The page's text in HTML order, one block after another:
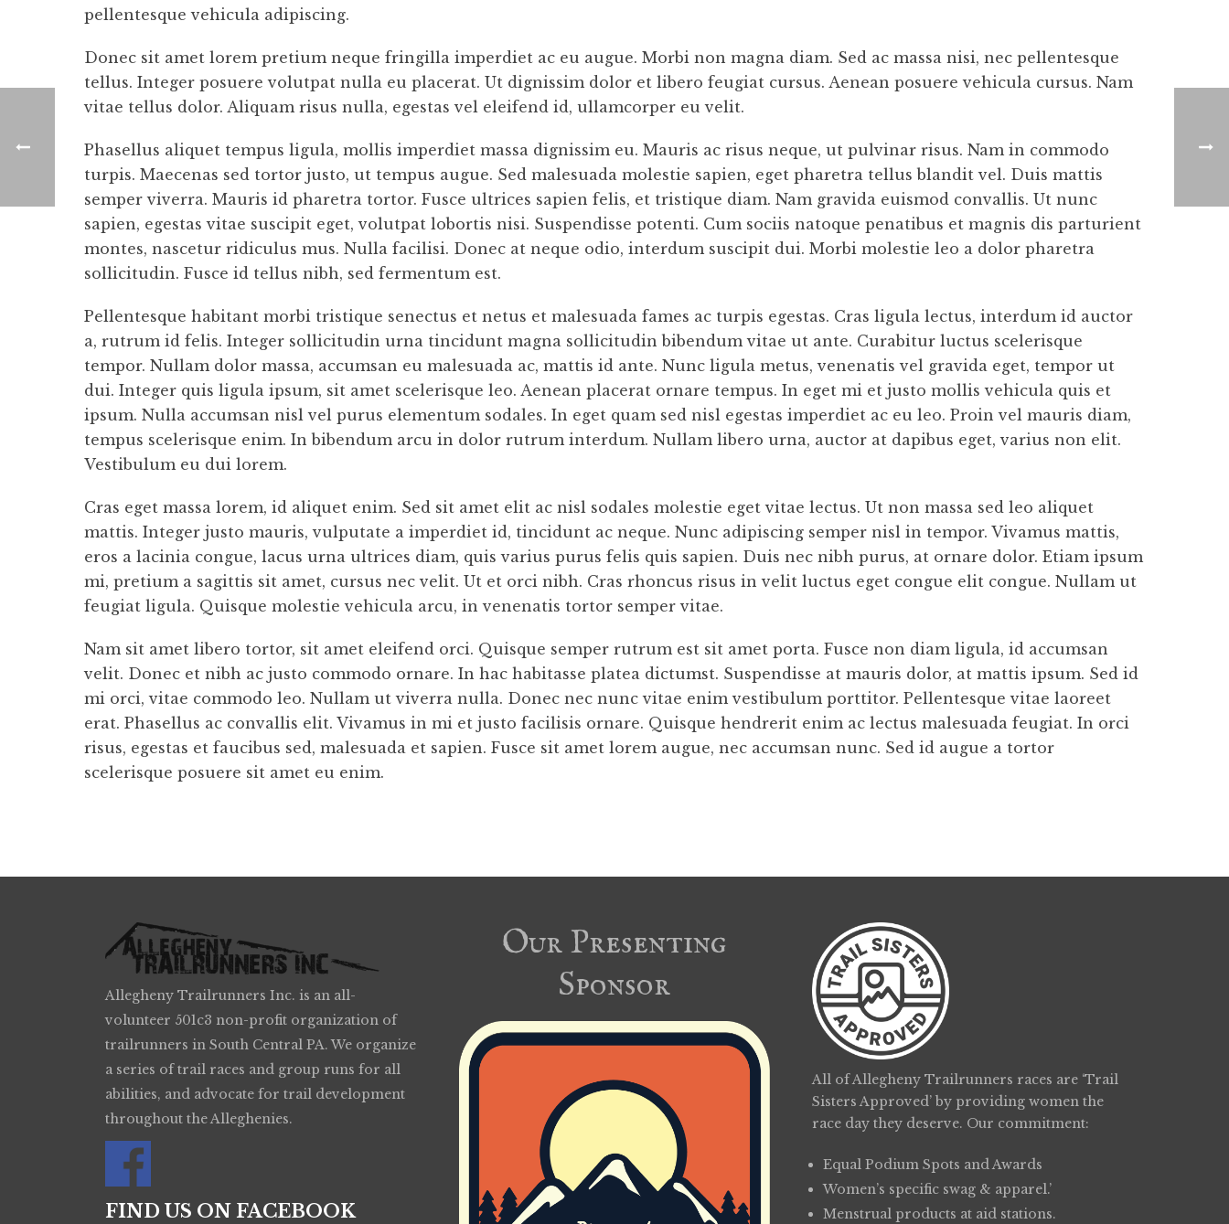
pellentesque vehicula adipiscing.
Donec sit amet lorem pretium neque fringilla imperdiet ac eu augue. Morbi non magna diam. Sed ac massa nisi, nec pellentesque
tellus. Integer posuere volutpat nulla eu placerat. Ut dignissim dolor et libero feugiat cursus. Aenean posuere vehicula cursus. Nam
vitae tellus dolor. Aliquam risus nulla, egestas vel eleifend id, ullamcorper eu velit.
Phasellus aliquet tempus ligula, mollis imperdiet massa dignissim eu. Mauris ac risus neque, ut pulvinar risus. Nam in commodo
turpis. Maecenas sed tortor justo, ut tempus augue. Sed malesuada molestie sapien, eget pharetra tellus blandit vel. Duis mattis
semper viverra. Mauris id pharetra tortor. Fusce ultrices sapien felis, et tristique diam. Nam gravida euismod convallis. Ut nunc
sapien, egestas vitae suscipit eget, volutpat lobortis nisi. Suspendisse potenti. Cum sociis natoque penatibus et magnis dis parturient
montes, nascetur ridiculus mus. Nulla facilisi. Donec at neque odio, interdum suscipit dui. Morbi molestie leo a dolor pharetra
sollicitudin. Fusce id tellus nibh, sed fermentum est.
Pellentesque habitant morbi tristique senectus et netus et malesuada fames ac turpis egestas. Cras ligula lectus, interdum id auctor
a, rutrum id felis. Integer sollicitudin urna tincidunt magna sollicitudin bibendum vitae ut ante. Curabitur luctus scelerisque
tempor. Nullam dolor massa, accumsan eu malesuada ac, mattis id ante. Nunc ligula metus, venenatis vel gravida eget, tempor ut
dui. Integer quis ligula ipsum, sit amet scelerisque leo. Aenean placerat ornare tempus. In eget mi et justo mollis vehicula quis et
ipsum. Nulla accumsan nisl vel purus elementum sodales. In eget quam sed nisl egestas imperdiet ac eu leo. Proin vel mauris diam,
tempus scelerisque enim. In bibendum arcu in dolor rutrum interdum. Nullam libero urna, auctor at dapibus eget, varius non elit.
Vestibulum eu dui lorem.
Cras eget massa lorem, id aliquet enim. Sed sit amet elit ac nisl sodales molestie eget vitae lectus. Ut non massa sed leo aliquet
mattis. Integer justo mauris, vulputate a imperdiet id, tincidunt ac neque. Nunc adipiscing semper nisl in tempor. Vivamus mattis,
eros a lacinia congue, lacus urna ultrices diam, quis varius purus felis quis sapien. Duis nec nibh purus, at ornare dolor. Etiam ipsum
mi, pretium a sagittis sit amet, cursus nec velit. Ut et orci nibh. Cras rhoncus risus in velit luctus eget congue elit congue. Nullam ut
feugiat ligula. Quisque molestie vehicula arcu, in venenatis tortor semper vitae.
Nam sit amet libero tortor, sit amet eleifend orci. Quisque semper rutrum est sit amet porta. Fusce non diam ligula, id accumsan
velit. Donec et nibh ac justo commodo ornare. In hac habitasse platea dictumst. Suspendisse at mauris dolor, at mattis ipsum. Sed id
mi orci, vitae commodo leo. Nullam ut viverra nulla. Donec nec nunc vitae enim vestibulum porttitor. Pellentesque vitae laoreet
erat. Phasellus ac convallis elit. Vivamus in mi et justo facilisis ornare. Quisque hendrerit enim ac lectus malesuada feugiat. In orci
risus, egestas et faucibus sed, malesuada et sapien. Fusce sit amet lorem augue, nec accumsan nunc. Sed id augue a tortor
scelerisque posuere sit amet eu enim.
Allegheny Trailrunners Inc. is an all-
volunteer 501c3 non-profit organization of
trailrunners in South Central PA. We organize
a series of trail races and group runs for all
abilities, and advocate for trail development
throughout the Alleghenies.
FIND US ON FACEBOOK
Our Presenting
Sponsor
All of Allegheny Trailrunners races are ‘Trail
Sisters Approved’ by providing women the
race day they deserve. Our commitment:
Equal Podium Spots and Awards
Women’s specific swag & apparel.’
Menstrual products at aid stations.